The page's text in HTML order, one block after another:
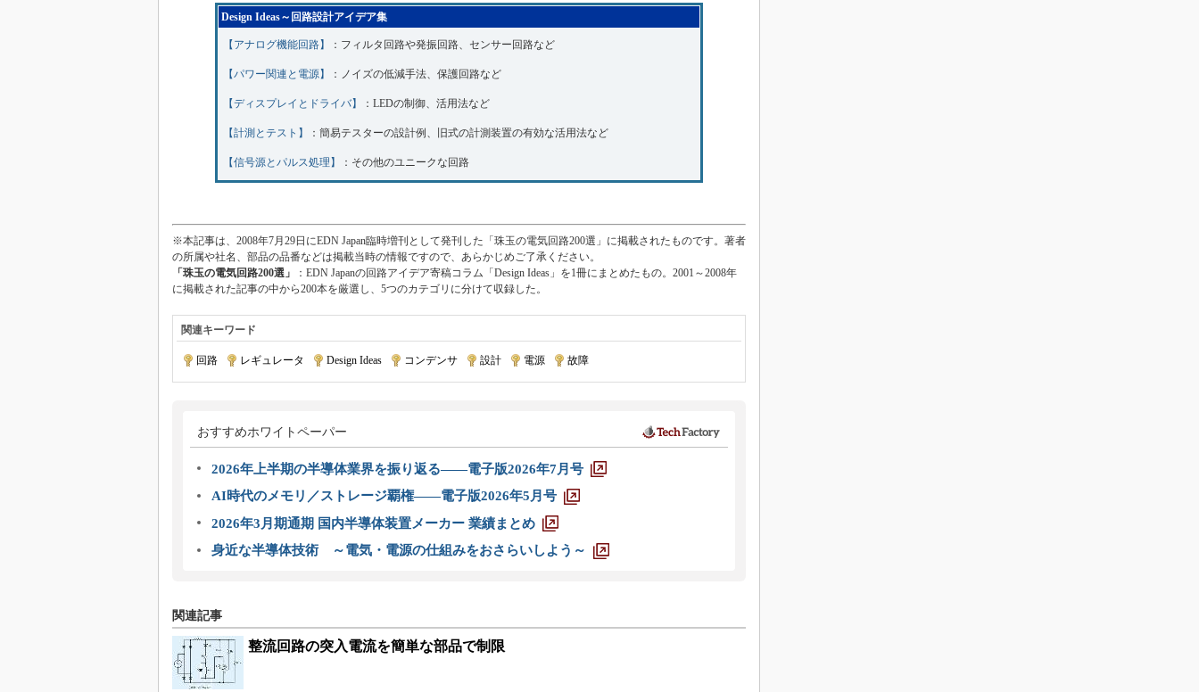
Design Ideas～回路設計アイデア集
【アナログ機能回路】 ：フィルタ回路や発振回路、センサー回路など
【パワー関連と電源】 ：ノイズの低減手法、保護回路など
【ディスプレイとドライバ】 ：LEDの制御、活用法など
【計測とテスト】 ：簡易テスターの設計例、旧式の計測装置の有効な活用法など
【信号源とパルス処理】 ：その他のユニークな回路
※本記事は、2008年7月29日にEDN Japan臨時増刊として発刊した「珠玉の電気回路200選」に掲載されたものです。著者
の所属や社名、部品の品番などは掲載当時の情報ですので、あらかじめご了承ください。
「珠玉の電気回路200選」
：EDN Japanの回路アイデア寄稿コラム「Design Ideas」を1冊にまとめたもの。2001～2008年
に掲載された記事の中から200本を厳選し、5つのカテゴリに分けて収録した。
関連キーワード
回路 レギュレータ Design Ideas コンデンサ 設計 電源 故障
おすすめホワイトペーパー
2026年上半期の半導体業界を振り返る――電子版2026年7月号
AI時代のメモリ／ストレージ覇権――電子版2026年5月号
2026年3月期通期 国内半導体装置メーカー 業績まとめ
身近な半導体技術 ～電気・電源の仕組みをおさらいしよう～
関連記事
整流回路の突入電流を簡単な部品で制限